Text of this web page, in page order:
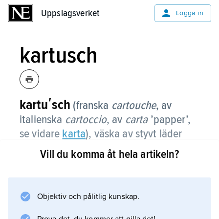
Uppslagsverket Logga in
kartusch
kartuʹsch (franska cartouche, av
italienska cartoccio, av carta’papper’,
se vidare karta), väska av styvt läder
med lock, avsedd för patroner (eller, när
det gällde läkare och veterinärer, för
bl.a. kavalleriofficerare.
För fotfolk infördes den på 1670-talet när
Vill du komma åt hela artikeln?
Objektiv och pålitlig kunskap.